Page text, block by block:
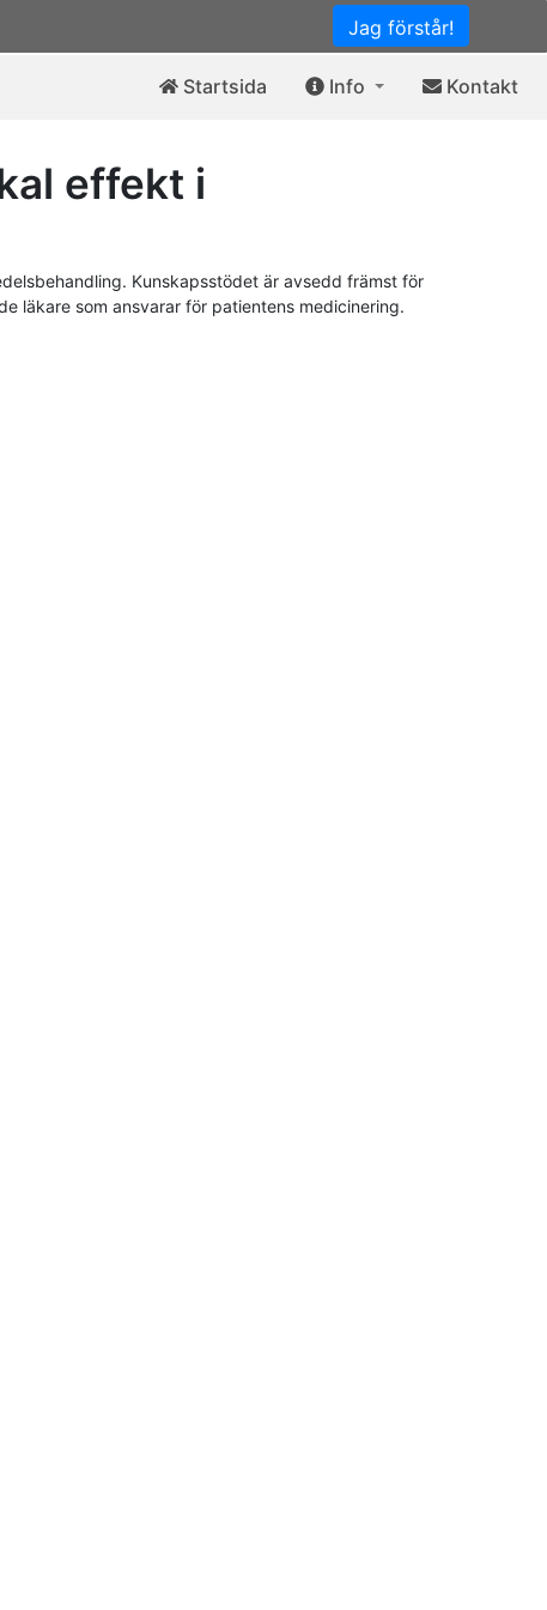
Jag förstår!
Startsida Info Kontakt
effekt i
Kunskapsstödet är avsedd främst för
läkare som ansvarar för patientens medicinering.